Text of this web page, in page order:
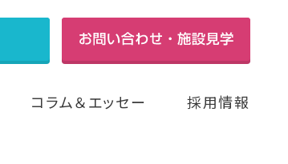
コラム＆エッセー 採用情報